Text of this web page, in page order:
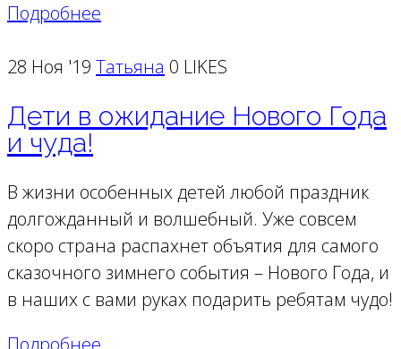
Подробнее
28 Ноя '19 Татьяна 0 LIKES
Дети в ожидание Нового Года
и чуда!
В жизни особенных детей любой праздник
долгожданный и волшебный. Уже совсем
скоро страна распахнет объятия для самого
сказочного зимнего события – Нового Года, и
в наших с вами руках подарить ребятам чудо!